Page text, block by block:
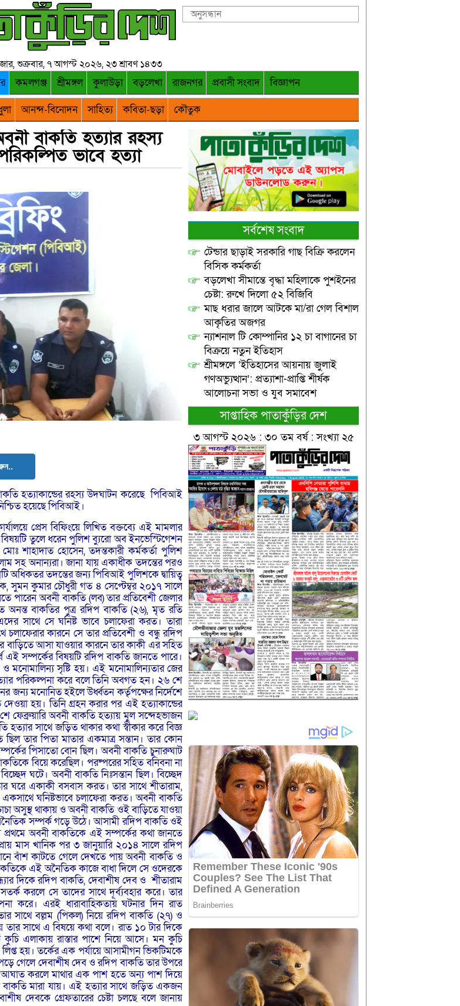
শুক্রবার, ৭ আগস্ট ২০২৬, ২৩ শ্রাবণ ১৪৩৩
কমলগঞ্জ শ্রীমঙ্গল কুলাউড়া বড়লেখা রাজনগর প্রবাসী সংবাদ
বিজ্ঞাপন
আনন্দ-বিনোদন সাহিত্য কবিতা-ছড়া কৌতুক
বাকতি হত্যার রহস্য
ভাবে হত্যা
হত্যাকান্ডের রহস্য উদঘাটন করেছে পিবিআই
হয়েছে পিবিআই।
প্রেস বিফিংয়ে লিখিত বক্তব্যে এই মামলার
তুলে ধরেন পুলিশ ব্যুরো অব ইনভেস্টিগেশন
শাহাদাত হোসেন, তদন্তকারী কর্মকর্তা পুলিশ
সহ অনান্যরা। জানা যায় একাধীক তদন্তের পরও
অধিকতর তদন্তের জন্য পিবিআই পুলিশকে দ্বায়িত্ব
সুমন কুমার চৌধুরী গত ৪ সেপ্টেম্বর ২০১৭ সালে
পারেন অবনী বাকতি (লব) তার প্রতিবেশী জেলার
অনন্ত বাকতির পুত্র রদিপ বাকতি (২৬), মৃত রতি
সাথে সে ঘনিষ্ট ভাবে চলাফেরা করত। তারা
কারনে সে তার প্রতিবেশী ও বন্ধু রদিপ
বাড়িতে আসা যাওয়ার কারনে তার কাকী এর সহিত
সম্পর্কের বিষয়টি রদিপ বাকতি জানতে পারে।
মনোমালিন্য সৃষ্টি হয়। এই মনোমালিন্যতার জের
পরিকল্পনা করে বলে তিনি অবগত হন। ২৬ শে
মনোনিত হইলে উর্ধ্বতন কর্তৃপক্ষের নির্দেশে
দেওয়া হয়। তিনি গ্রহন করার পর এই হত্যাকান্ডের
ফেব্রুয়ারি অবনী বাকতি হত্যায় মুল সন্দেহভাজন
সাথে জড়িত থাকার কথা স্বীকার করে বিজ্ঞ
তার পিতা মাতার একমাত্র সন্তান। তার কোন
পিসাতো বোন ছিল। অবনী বাকতি চুনারুঘাট
বিয়ে করেছিল। পরষ্পরের সহিত বনিবনা না
ঘটে। অবনী বাকতি নিঃসন্তান ছিল। বিচ্ছেদ
ঘরে একাকী বসবাস করত। তার সাথে শীতারাম,
একসাথে ঘনিষ্টভাবে চলাফেরা করত। অবনী বাকতি
অসুস্থ থাকায় ও অবনী বাকতি ওই বাড়িতে যাওয়া
সম্পর্ক গড়ে উঠে। আসামী রদিপ বাকতি ওই
প্রথমে অবনী বাকতিকে এই সম্পর্কের কথা জানতে
মাস খানিক পর ৩ জানুয়ারি ২০১৪ সালে রদিপ
বাঁশ কাটতে গেলে দেখতে পায় অবনী বাকতি ও
এই অনৈতিক কাজে বাধা দিলে সে ওদেরকে
দিকে রদিপ বাকতি, দেবাশীষ দেব ও শীতারাম
করলে সে তাদের সাথে দূর্ব্যবহার করে। তার
করে। এরই ধারাবাহিকতায় ঘটনার দিন রাত
সাথে বল্লম (পিকল) নিয়ে রদিপ বাকতি (২৭) ও
তার সাথে এ বিষয়ে কথা বলে। রাত ১০ টার দিকে
এলাকায় রাস্তার পাশে নিয়ে আসে। মন কুচি
হয়। তর্কের এক পর্যায়ে আসামীগন ভিকটিমকে
পড়ে গেলে দেবাশীষ দেব ও রদিপ বাকতি তার উপরে
আঘাত করলে মাথার এক পাশ হতে অন্য পাশ দিয়ে
বাকতি মারা যায়। এই হত্যার সাথে জড়িত একজন
দেবকে গ্রেফতারের চেষ্টা চলছে বলে জানায়
সর্বশেষ সংবাদ
টেন্ডার ছাড়াই সরকারি গাছ বিক্রি করলেন
বিসিক কর্মকর্তা
বড়লেখা সীমান্তে বৃদ্ধা মহিলাকে পুশইনের
চেষ্টা: রুখে দিলো ৫২ বিজিবি
মাছ ধরার জালে আটকে মা/রা গেল বিশাল
আকৃতির অজগর
ন্যাশনাল টি কোম্পানির ১২ চা বাগানের চা
বিক্রয়ে নতুন ইতিহাস
শ্রীমঙ্গলে ‘ইতিহাসের আয়নায় জুলাই
গণঅভ্যুত্থান’: প্রত্যাশা-প্রাপ্তি শীর্ষক
আলোচনা সভা ও যুব সমাবেশ
সাপ্তাহিক পাতাকুঁড়ির দেশ
৩ আগস্ট ২০২৬ : ৩০ তম বর্ষ : সংখ্যা ২৫